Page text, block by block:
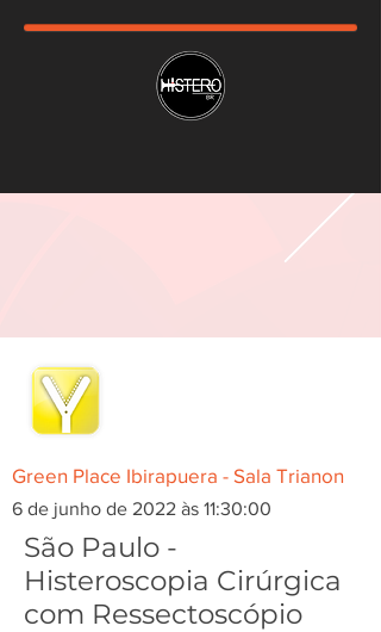
Green Place Ibirapuera - Sala Trianon
6 de junho de 2022 às 11:30:00
São Paulo -
Histeroscopia Cirúrgica
com Ressectoscópio